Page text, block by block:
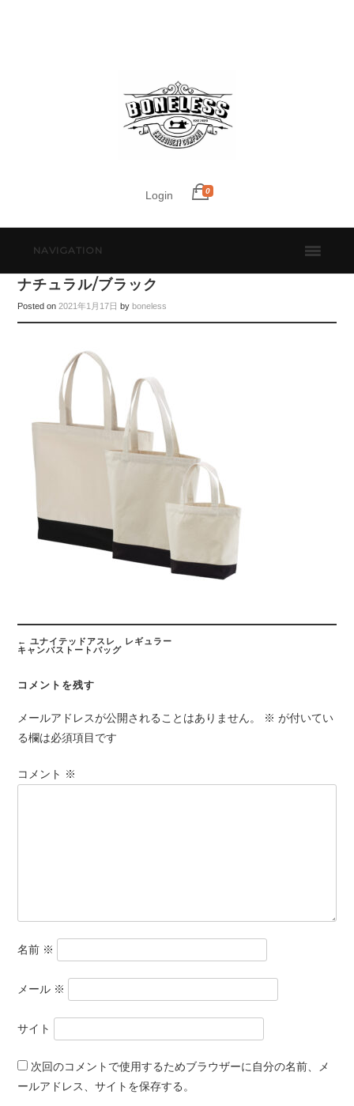
Login 0
NAVIGATION
ナチュラル/ブラック
Posted on2021年1月17日 byboneless
Post
navigation
← ユナイテッドアスレ レギュラー
キャンバストートバッグ
コメントを残す
メールアドレスが公開されることはありません。 ※ が付いてい
る欄は必須項目です
コメント ※
名前 ※
メール ※
サイト
次回のコメントで使用するためブラウザーに自分の名前、メ
ールアドレス、サイトを保存する。